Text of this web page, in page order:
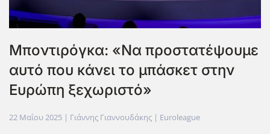
Μποντιρόγκα: «Να προστατέψουμε
αυτό που κάνει το μπάσκετ στην
Ευρώπη ξεχωριστό»
22 Μαΐου 2025 | Γιάννης Γιαννουδάκης | Euroleague